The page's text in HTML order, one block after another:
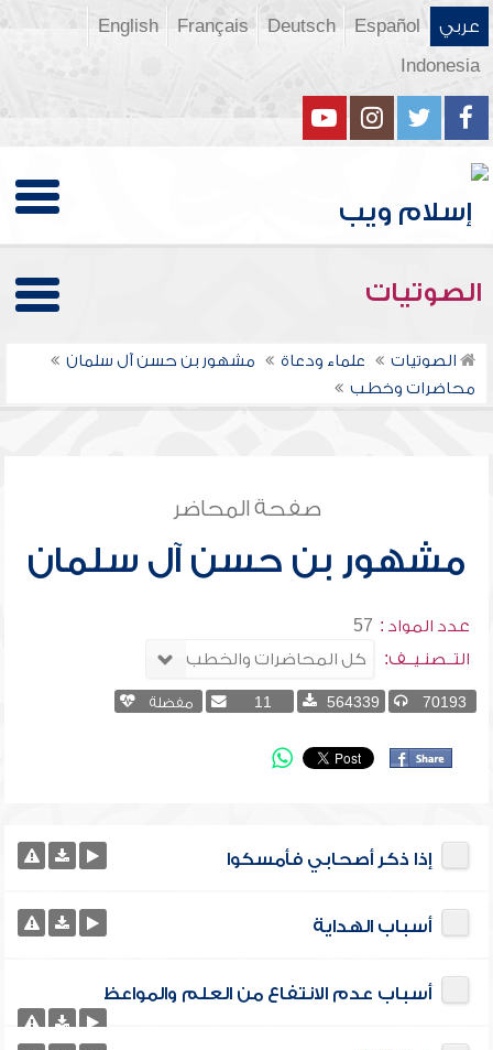
عربي Español
Deutsch
Français
English
Indonesia
الصوتيات
الصوتيات علماء ودعاة
مشهور بن حسن آل سلمان
محاضرات وخطب
صفحة المحاضر
مشهور بن حسن آل سلمان
عدد المواد : 57
التــصنـيــف:
70193
564339
11 مفضلة
إذا ذكر أصحابي فأمسكوا
أسباب الهداية
أسباب عدم الانتفاع من العلم والمواعظ